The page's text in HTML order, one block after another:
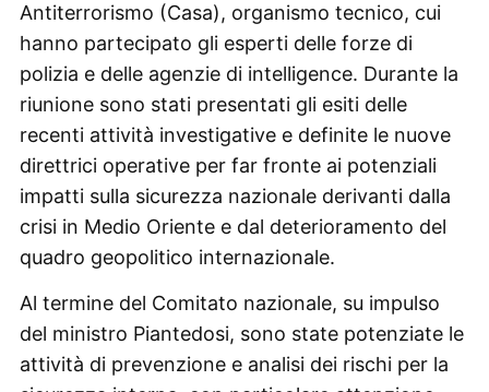
Antiterrorismo (Casa), organismo tecnico, cui
hanno partecipato gli esperti delle forze di
polizia e delle agenzie di intelligence. Durante la
riunione sono stati presentati gli esiti delle
recenti attività investigative e definite le nuove
direttrici operative per far fronte ai potenziali
impatti sulla sicurezza nazionale derivanti dalla
crisi in Medio Oriente e dal deterioramento del
quadro geopolitico internazionale.
Al termine del Comitato nazionale, su impulso
del ministro Piantedosi, sono state potenziate le
attività di prevenzione e analisi dei rischi per la